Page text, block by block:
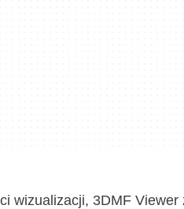
wizualizacji, 3DMF